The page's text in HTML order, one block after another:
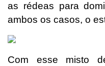
as rédeas para
ambos os casos, o
Com esse misto